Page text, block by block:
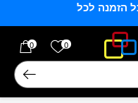
הזמנה לכל
0 הרשימה
0